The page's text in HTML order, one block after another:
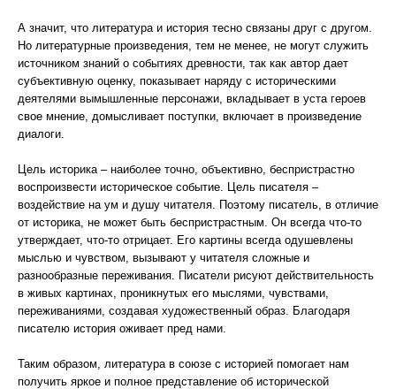
А значит, что литература и история тесно связаны друг с другом.
Но литературные произведения, тем не менее, не могут служить
источником знаний о событиях древности, так как автор дает
субъективную оценку, показывает наряду с историческими
деятелями вымышленные персонажи, вкладывает в уста героев
свое мнение, домысливает поступки, включает в произведение
диалоги.
Цель историка – наиболее точно, объективно, беспристрастно
воспроизвести историческое событие. Цель писателя –
воздействие на ум и душу читателя. Поэтому писатель, в отличие
от историка, не может быть беспристрастным. Он всегда что-то
утверждает, что-то отрицает. Его картины всегда одушевлены
мыслью и чувством, вызывают у читателя сложные и
разнообразные переживания. Писатели рисуют действительность
в живых картинах, проникнутых его мыслями, чувствами,
переживаниями, создавая художественный образ. Благодаря
писателю история оживает пред нами.
Таким образом, литература в союзе с историей помогает нам
получить яркое и полное представление об исторической